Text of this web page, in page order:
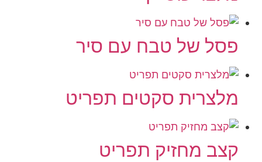
פסל של טבח עם סיר
מלצרית סקטים תפריט
קצב מחזיק תפריט